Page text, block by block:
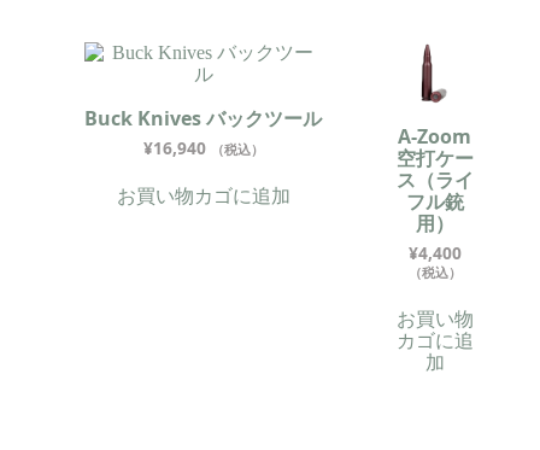
Buck Knives バックツール
¥16,940 （税込）
お買い物カゴに追加
A-Zoom
空打ケー
ス（ライ
フル銃
用）
¥4,400
（税込）
お買い物
カゴに追
加